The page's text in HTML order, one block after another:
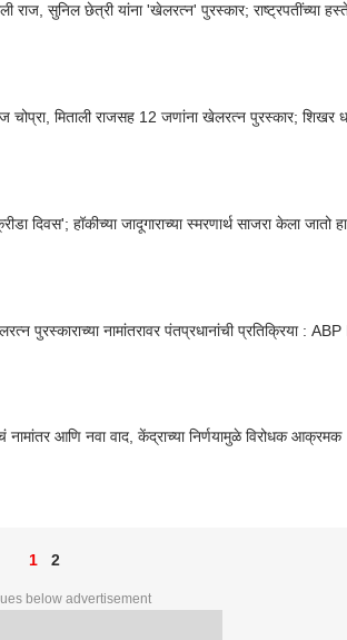
सुनिल छेत्री यांना 'खेलरत्न' पुरस्कार; राष्ट्रपतींच्या हस्ते
मिताली राजसह 12 जणांना खेलरत्न पुरस्कार; शिखर
हॉकीच्या जादूगाराच्या स्मरणार्थ साजरा केला जातो
नामांतरावर पंतप्रधानांची प्रतिक्रिया :
आणि नवा वाद, केंद्राच्या निर्णयामुळे विरोधक आक्रमक
1 2
below advertisement